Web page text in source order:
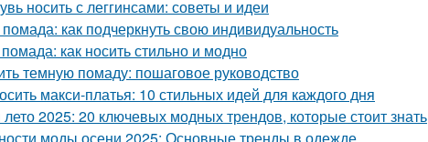
носить с леггинсами: советы и идеи
как подчеркнуть свою индивидуальность
как носить стильно и модно
темную помаду: пошаговое руководство
макси-платья: 10 стильных идей для каждого дня
2025: 20 ключевых модных трендов, которые стоит знать